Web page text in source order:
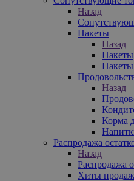
Назад
Пакеты
Назад
Пакеты
Пакеты
Назад
Корма
Распродажа
Назад
Распродажа
Хиты продаж